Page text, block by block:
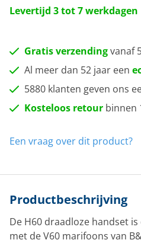
Levertijd 3 tot 7 werkdagen
Gratis verzendingvanaf
Al meer dan 52 jaar een
5880 klanten geven ons
Kosteloos retour binnen
Een vraag over dit product?
Productbeschrijving
De H60 draadloze handset
met de V60 marifoons van